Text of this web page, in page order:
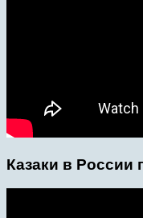
Казаки в России